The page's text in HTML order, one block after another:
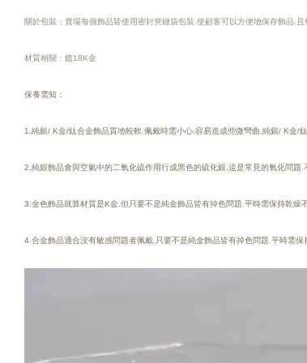
關於包裝：賣場每個飾品皆使用密封夾鏈袋包裝.使顧客可以方便地保存飾品.
材質相關：鍍18K金
保養需知：
1.純銀/ K金/鈦合金飾品質地較軟.佩戴時需小心.容易造成些微彎曲.純銀/ K金/
2.純銀飾品會與空氣中的二氧化硫作用行成黑色的硫化銀.這是常見的氧化問題
3.金色飾品就算材質是K金.但只要不是純金飾品皆有掉色問題.平時需保持乾燥
4.合金飾品適合沒有敏感問題者佩戴.只要不是純金飾品皆有掉色問題.平時需